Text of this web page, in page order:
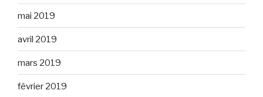
mai 2019
avril 2019
mars 2019
février 2019